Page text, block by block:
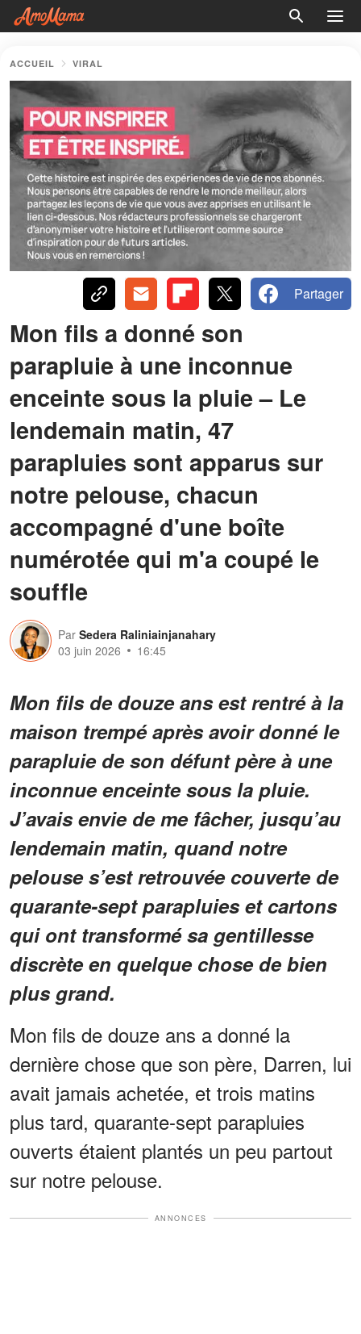
ACCUEIL VIRAL
Partager
Mon fils a donné son
parapluie à une inconnue
enceinte sous la pluie – Le
lendemain matin, 47
parapluies sont apparus sur
notre pelouse, chacun
accompagné d'une boîte
numérotée qui m'a coupé le
souffle
Par Sedera Raliniainjanahary
03 juin 2026
16:45
Mon fils de douze ans est rentré à la
maison trempé après avoir donné le
parapluie de son défunt père à une
inconnue enceinte sous la pluie.
J’avais envie de me fâcher, jusqu’au
lendemain matin, quand notre
pelouse s’est retrouvée couverte de
quarante-sept parapluies et cartons
qui ont transformé sa gentillesse
discrète en quelque chose de bien
plus grand.
Mon fils de douze ans a donné la
dernière chose que son père, Darren, lui
avait jamais achetée, et trois matins
plus tard, quarante-sept parapluies
ouverts étaient plantés un peu partout
sur notre pelouse.
ANNONCES